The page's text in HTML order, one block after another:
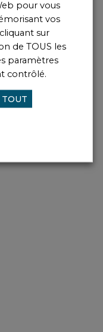
pour vous
vos
sur
de TOUS les
paramètres
contrôlé.
TOUT